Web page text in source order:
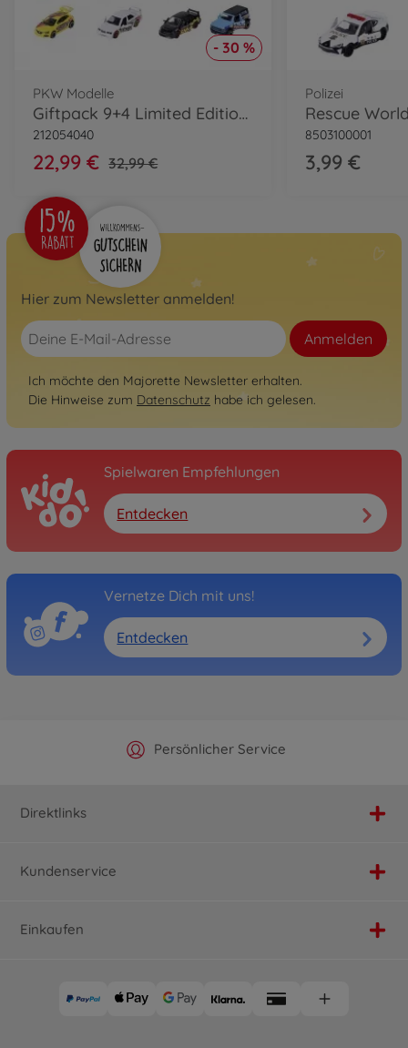
- 30 %
PKW Modelle
Giftpack 9+4 Limited Edition 11
212054040
22,99 € 32,99 €
Polizei
8503100001
3,99 €
Hier zum Newsletter anmelden!
Anmelden
Ich möchte den Majorette Newsletter erhalten.
Die Hinweise zum Datenschutz habe ich gelesen.
Spielwaren Empfehlungen
Entdecken
Vernetze Dich mit uns!
Entdecken
Offizieller Hersteller Shop
Persönlicher Service
Versandkostenfrei ab 25€
Schnelle Lieferung
Direktlinks
Kundenservice
Einkaufen